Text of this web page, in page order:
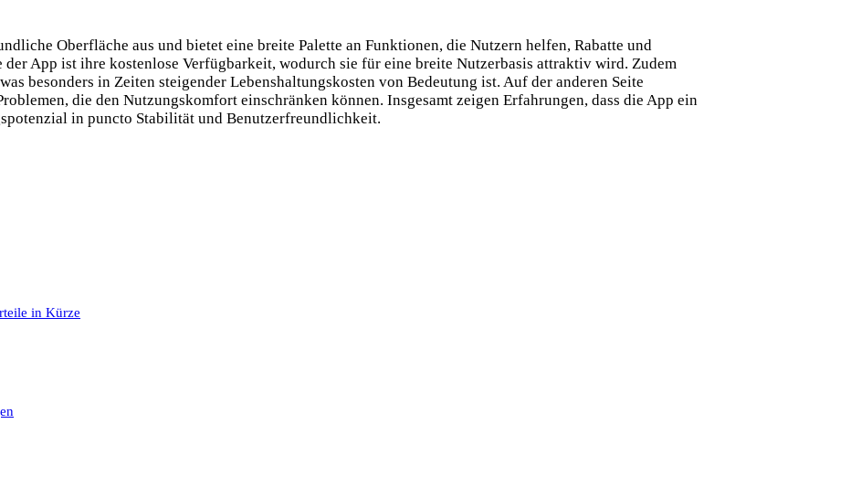
Oberfläche aus und bietet eine breite Palette an Funktionen, die Nutzern helfen, Rabatte und
App ist ihre kostenlose Verfügbarkeit, wodurch sie für eine breite Nutzerbasis attraktiv wird. Zudem
besonders in Zeiten steigender Lebenshaltungskosten von Bedeutung ist. Auf der anderen Seite
die den Nutzungskomfort einschränken können. Insgesamt zeigen Erfahrungen, dass die App ein
in puncto Stabilität und Benutzerfreundlichkeit.
in Kürze